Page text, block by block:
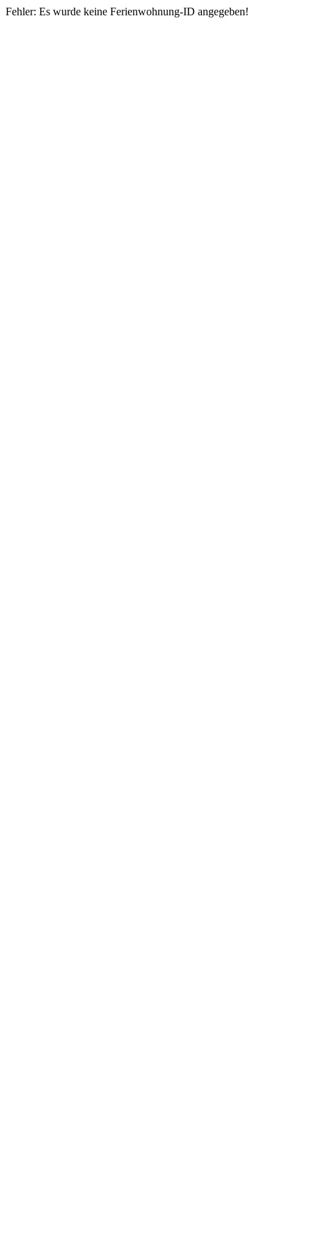
Fehler: Es wurde keine Ferienwohnung-ID angegeben!